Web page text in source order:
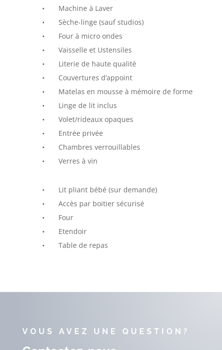
• Machine à Laver
• Sèche-linge (sauf studios)
• Four à micro ondes
• Vaisselle et Ustensiles
• Literie de haute qualité
• Couvertures d’appoint
• Matelas en mousse à mémoire de forme
• Linge de lit inclus
• Volet/rideaux opaques
• Entrée privée
• Chambres verrouillables
• Verres à vin
• Lit pliant bébé (sur demande)
• Accès par boitier sécurisé
• Four
• Etendoir
• Table de repas
VOUS AVEZ UNE QUESTION?